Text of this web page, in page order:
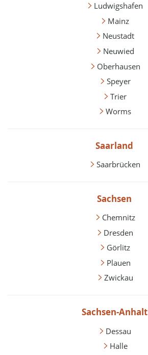
Ludwigshafen
Mainz
Neustadt
Neuwied
Oberhausen
Speyer
Trier
Worms
Saarland
Saarbrücken
Sachsen
Chemnitz
Dresden
Görlitz
Plauen
Zwickau
Sachsen-Anhalt
Dessau
Halle